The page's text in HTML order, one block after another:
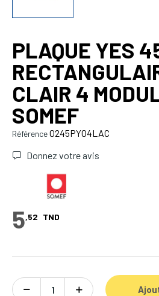
PLAQUE YES
CLAIR 4
SOMEF
Référence0245PY04LAC
Donnez votre avis
5,52 TND